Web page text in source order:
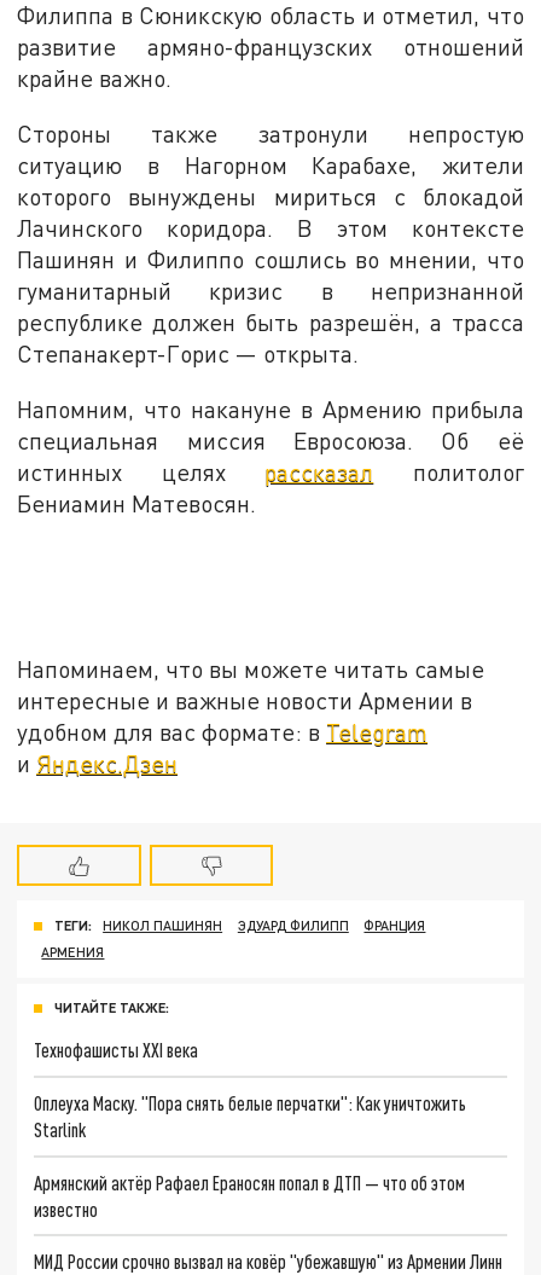
Филиппа в Сюникскую область и отметил, что
развитие армяно-французских отношений
крайне важно.
Стороны также затронули непростую
ситуацию в Нагорном Карабахе, жители
которого вынуждены мириться с блокадой
Лачинского коридора. В этом контексте
Пашинян и Филиппо сошлись во мнении, что
гуманитарный кризис в непризнанной
республике должен быть разрешён, а трасса
Степанакерт-Горис — открыта.
Напомним, что накануне в Армению прибыла
специальная миссия Евросоюза. Об её
истинных целях рассказал политолог
Бениамин Матевосян.
Напоминаем, что вы можете читать самые
интересные и важные новости Армении в
удобном для вас формате: в Telegram
и Яндекс.Дзен
ТЕГИ: НИКОЛ ПАШИНЯН ЭДУАРД ФИЛИПП
ФРАНЦИЯ
АРМЕНИЯ
ЧИТАЙТЕ ТАКЖЕ:
Технофашисты XXI века
Оплеуха Маску. "Пора снять белые перчатки": Как уничтожить
Starlink
Армянский актёр Рафаел Ераносян попал в ДТП — что об этом
известно
МИД России срочно вызвал на ковёр "убежавшую" из Армении Линн